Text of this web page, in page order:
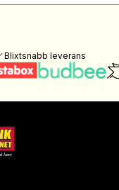
Blixtsnabb leverans